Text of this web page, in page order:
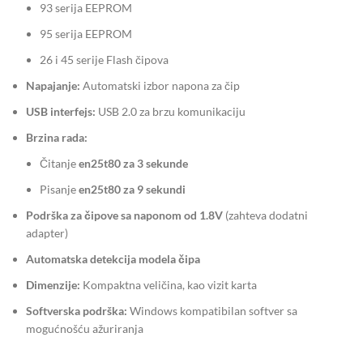
93 serija EEPROM
95 serija EEPROM
26 i 45 serije Flash čipova
Napajanje: Automatski izbor napona za čip
USB interfejs: USB 2.0 za brzu komunikaciju
Brzina rada:
Čitanjeen25t80 za 3 sekunde
Pisanjeen25t80 za 9 sekundi
Podrška za čipove sa naponom od 1.8V (zahteva dodatni
adapter)
Automatska detekcija modela čipa
Dimenzije: Kompaktna veličina, kao vizit karta
Softverska podrška: Windows kompatibilan softver sa
mogućnošću ažuriranja